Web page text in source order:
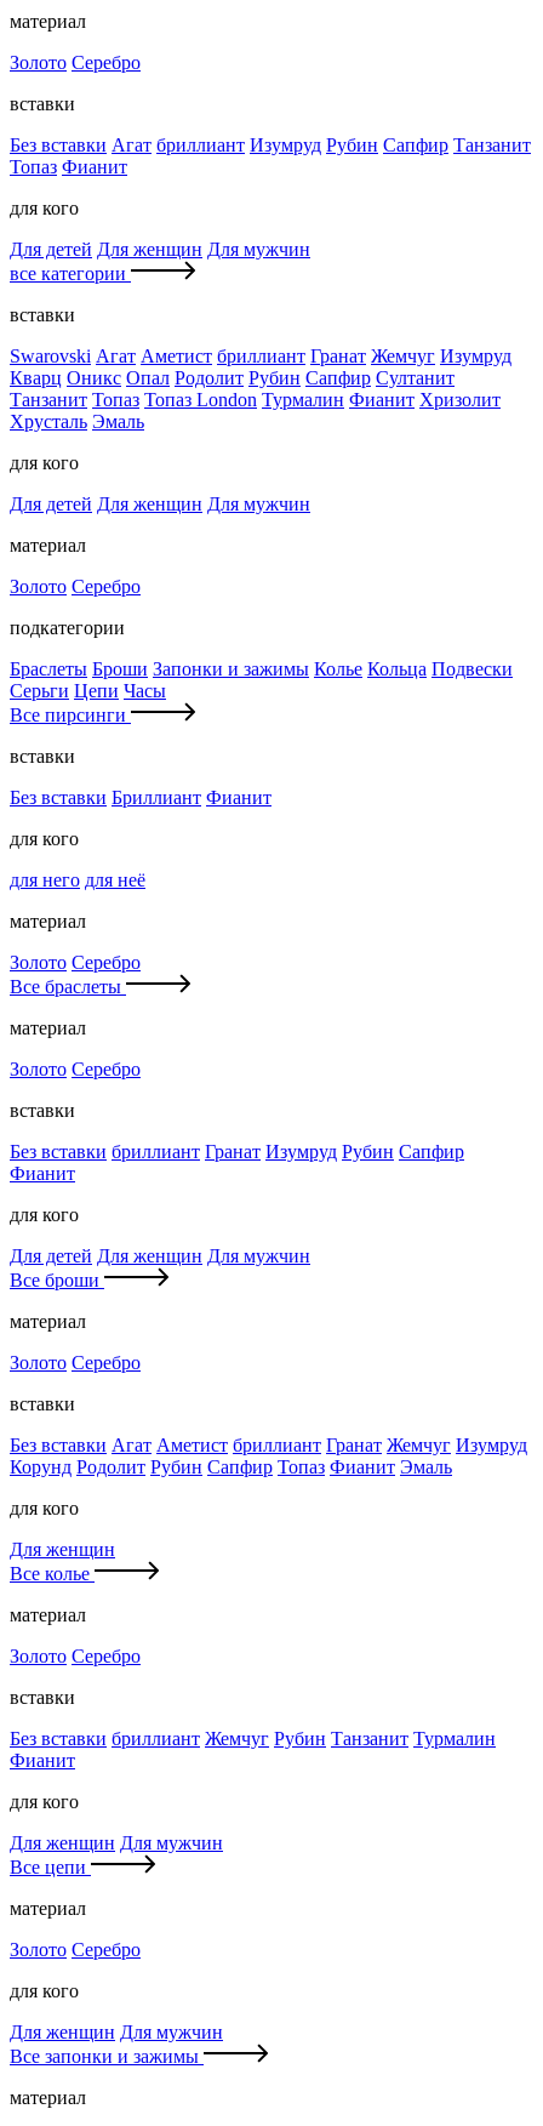
материал
Золото Серебро
вставки
Без вставки Агат бриллиант Изумруд Рубин Сапфир Танзанит
Топаз Фианит
для кого
Для детей Для женщин Для мужчин
все категории
вставки
Swarovski Агат Аметист бриллиант Гранат Жемчуг Изумруд
Кварц Оникс Опал Родолит Рубин Сапфир Султанит
Танзанит Топаз Топаз London Турмалин Фианит Хризолит
Хрусталь Эмаль
для кого
Для детей Для женщин Для мужчин
материал
Золото Серебро
подкатегории
Браслеты Броши Запонки и зажимы Колье Кольца Подвески
Серьги Цепи Часы
Все пирсинги
вставки
Без вставки Бриллиант Фианит
для кого
для него для неё
материал
Золото Серебро
Все браслеты
материал
Золото Серебро
вставки
Без вставки бриллиант Гранат Изумруд Рубин Сапфир
Фианит
для кого
Для детей Для женщин Для мужчин
Все броши
материал
Золото Серебро
вставки
Без вставки Агат Аметист бриллиант Гранат Жемчуг Изумруд
Корунд Родолит Рубин Сапфир Топаз Фианит Эмаль
для кого
Для женщин
Все колье
материал
Золото Серебро
вставки
Без вставки бриллиант Жемчуг Рубин Танзанит Турмалин
Фианит
для кого
Для женщин Для мужчин
Все цепи
материал
Золото Серебро
для кого
Для женщин Для мужчин
Все запонки и зажимы
материал